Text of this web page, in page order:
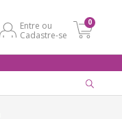
Entre ou
Cadastre-se
0